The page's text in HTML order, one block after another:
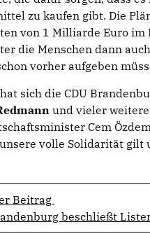
zu kaufen gibt. Die
von 1 Milliarde Euro
die Menschen dann
vorher aufgeben
sich die CDU
und vieler
Cem
volle Solidarität gilt
Beitrag
beschließt